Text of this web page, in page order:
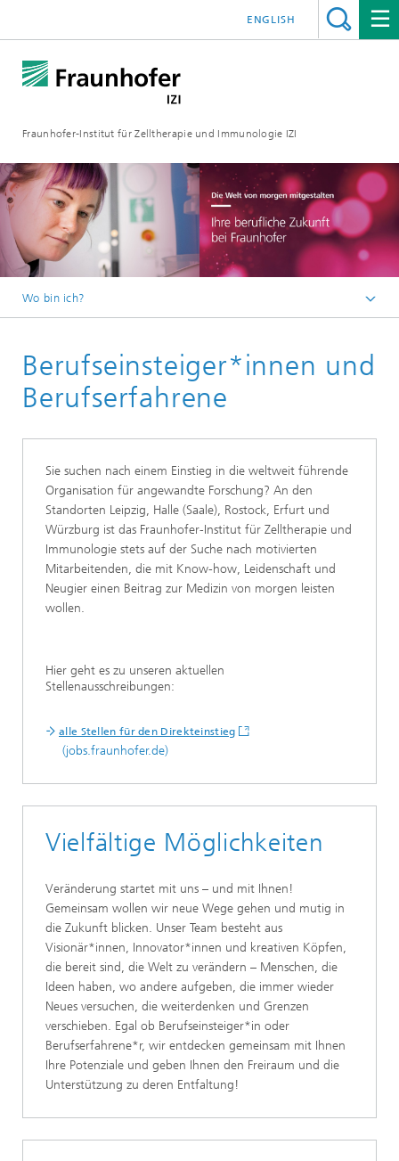
Fraunhofer-Institut für Zelltherapie und Immunologie IZI
ENGLISH
Wo bin ich?
Jobs / Karriere
Berufseinsteiger*innen und
Berufserfahrene
Sie suchen nach einem Einstieg in die weltweit führende
Organisation für angewandte Forschung? An den
Standorten Leipzig, Halle (Saale), Rostock, Erfurt und
Würzburg ist das Fraunhofer-Institut für Zelltherapie und
Immunologie stets auf der Suche nach motivierten
Mitarbeitenden, die mit Know-how, Leidenschaft und
Neugier einen Beitrag zur Medizin von morgen leisten
wollen.
Hier geht es zu unseren aktuellen
Stellenausschreibungen:
alle Stellen für den Direkteinstieg
(jobs.fraunhofer.de)
Vielfältige Möglichkeiten
Veränderung startet mit uns – und mit Ihnen!
Gemeinsam wollen wir neue Wege gehen und mutig in
die Zukunft blicken. Unser Team besteht aus
Visionär*innen, Innovator*innen und kreativen Köpfen,
die bereit sind, die Welt zu verändern – Menschen, die
Ideen haben, wo andere aufgeben, die immer wieder
Neues versuchen, die weiterdenken und Grenzen
verschieben. Egal ob Berufseinsteiger*in oder
Berufserfahrene*r, wir entdecken gemeinsam mit Ihnen
Ihre Potenziale und geben Ihnen den Freiraum und die
Unterstützung zu deren Entfaltung!